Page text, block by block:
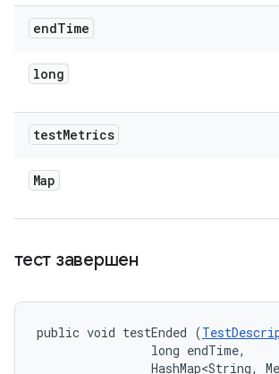
endTime
long
testMetrics
Map
тест завершен
public void testEnded (
                long endTime,
HashMap<String,